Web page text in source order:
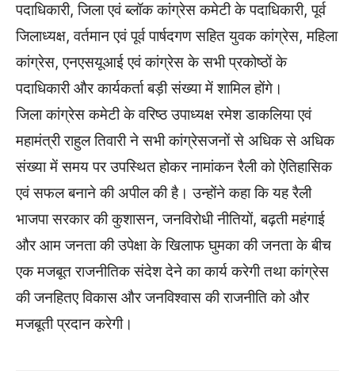
पदाधिकारी, जिला एवं ब्लॉक कांग्रेस कमेटी के पदाधिकारी, पूर्व
जिलाध्यक्ष, वर्तमान एवं पूर्व पार्षदगण सहित युवक कांग्रेस, महिला
कांग्रेस, एनएसयूआई एवं कांग्रेस के सभी प्रकोष्ठों के
पदाधिकारी और कार्यकर्ता बड़ी संख्या में शामिल होंगे।
जिला कांग्रेस कमेटी के वरिष्ठ उपाध्यक्ष रमेश डाकलिया एवं
महामंत्री राहुल तिवारी ने सभी कांग्रेसजनों से अधिक से अधिक
संख्या में समय पर उपस्थित होकर नामांकन रैली को ऐतिहासिक
एवं सफल बनाने की अपील की है। उन्होंने कहा कि यह रैली
भाजपा सरकार की कुशासन, जनविरोधी नीतियों, बढ़ती महंगाई
और आम जनता की उपेक्षा के खिलाफ घुमका की जनता के बीच
एक मजबूत राजनीतिक संदेश देने का कार्य करेगी तथा कांग्रेस
की जनहितए विकास और जनविश्वास की राजनीति को और
मजबूती प्रदान करेगी।